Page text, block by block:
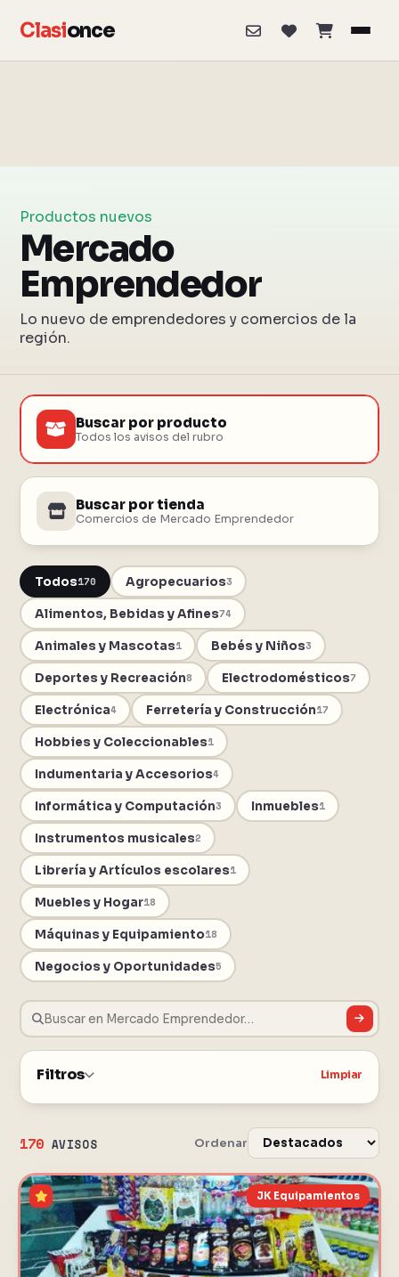
Clasionce
Productos nuevos
Mercado
Emprendedor
Lo nuevo de emprendedores y comercios de la
región.
Buscar por producto
Todos los avisos del rubro
Buscar por tienda
Comercios de Mercado Emprendedor
Todos170 Agropecuarios3
Alimentos, Bebidas y Afines74
Animales y Mascotas1 Bebés y Niños3
Deportes y Recreación8 Electrodomésticos7
Electrónica4 Ferretería y Construcción17
Hobbies y Coleccionables1
Indumentaria y Accesorios4
Informática y Computación3 Inmuebles1
Instrumentos musicales2
Librería y Artículos escolares1
Muebles y Hogar18
Máquinas y Equipamiento18
Negocios y Oportunidades5
Filtros Limpiar
170 AVISOS Ordenar
JK Equipamientos